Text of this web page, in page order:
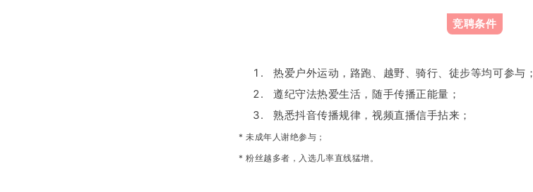
竞聘条件
热爱户外运动，路跑、越野、骑行、徒步等均可参与；
遵纪守法热爱生活，随手传播正能量；
熟悉抖音传播规律，视频直播信手拈来；
* 未成年人谢绝参与；
* 粉丝越多者，入选几率直线猛增。